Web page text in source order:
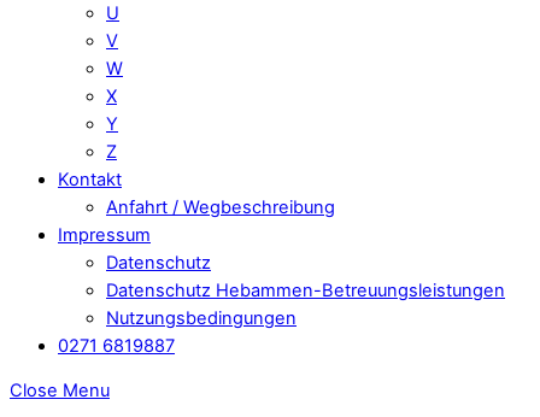
U
V
W
X
Y
Z
Kontakt
Anfahrt / Wegbeschreibung
Impressum
Datenschutz
Datenschutz Hebammen-Betreuungsleistungen
Nutzungsbedingungen
0271 6819887
Close Menu